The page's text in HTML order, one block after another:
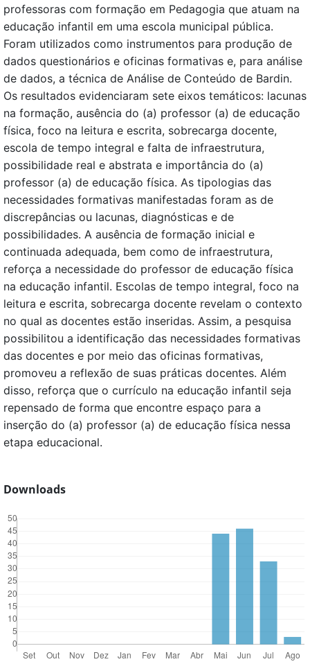
professoras com formação em Pedagogia que atuam na
educação infantil em uma escola municipal pública.
Foram utilizados como instrumentos para produção de
dados questionários e oficinas formativas e, para análise
de dados, a técnica de Análise de Conteúdo de Bardin.
Os resultados evidenciaram sete eixos temáticos: lacunas
na formação, ausência do (a) professor (a) de educação
física, foco na leitura e escrita, sobrecarga docente,
escola de tempo integral e falta de infraestrutura,
possibilidade real e abstrata e importância do (a)
professor (a) de educação física. As tipologias das
necessidades formativas manifestadas foram as de
discrepâncias ou lacunas, diagnósticas e de
possibilidades. A ausência de formação inicial e
continuada adequada, bem como de infraestrutura,
reforça a necessidade do professor de educação física
na educação infantil. Escolas de tempo integral, foco na
leitura e escrita, sobrecarga docente revelam o contexto
no qual as docentes estão inseridas. Assim, a pesquisa
possibilitou a identificação das necessidades formativas
das docentes e por meio das oficinas formativas,
promoveu a reflexão de suas práticas docentes. Além
disso, reforça que o currículo na educação infantil seja
repensado de forma que encontre espaço para a
inserção do (a) professor (a) de educação física nessa
etapa educacional.
Downloads